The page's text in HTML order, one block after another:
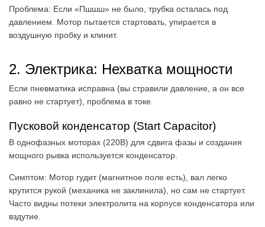
Проблема: Если «Пшшш» не было, трубка осталась под
давлением. Мотор пытается стартовать, упирается в
воздушную пробку и клинит.
2. Электрика: Нехватка мощности
Если пневматика исправна (вы стравили давление, а он все
равно не стартует), проблема в токе.
Пусковой конденсатор (Start Capacitor)
В однофазных моторах (220В) для сдвига фазы и создания
мощного рывка используется конденсатор.
Симптом: Мотор гудит (магнитное поле есть), вал легко
крутится рукой (механика не заклинила), но сам не стартует.
Часто видны потеки электролита на корпусе конденсатора или
вздутие.